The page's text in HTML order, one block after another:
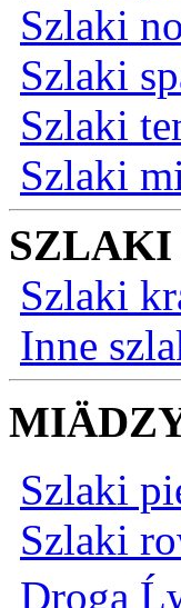
Szlaki
Szlaki
Szlaki
Szlaki
SZLAKI
Szlaki
Inne
Szlaki
Szlaki
Droga